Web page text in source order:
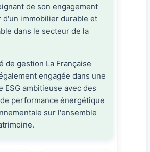
de son engagement
d'un immobilier durable et
dans le secteur de la
de gestion La Française
engagée dans une
ESG ambitieuse avec des
performance énergétique
sur l'ensemble